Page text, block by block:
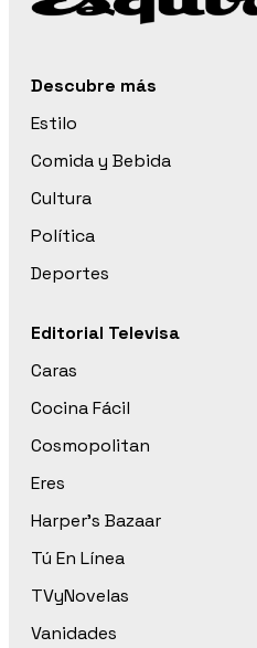
Descubre más
Estilo
Comida y Bebida
Cultura
Política
Deportes
Editorial Televisa
Caras
Cocina Fácil
Cosmopolitan
Eres
Harper’s Bazaar
Tú En Línea
TVyNovelas
Vanidades